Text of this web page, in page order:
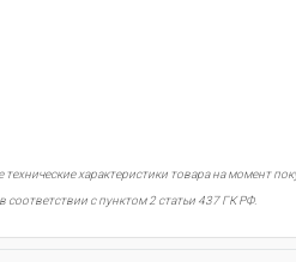
технические характеристики товара на момент
соответствии с пунктом 2 статьи 437 ГК РФ.